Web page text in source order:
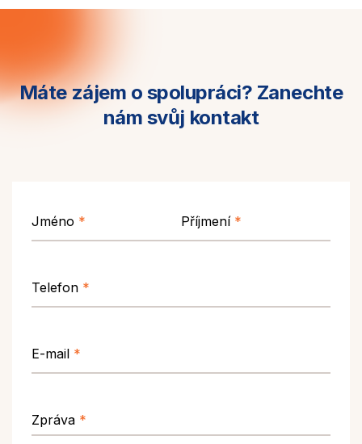
Máte zájem o spolupráci? Zanechte
nám svůj kontakt
Jméno * Příjmení *
Telefon *
E-mail *
Zpráva *